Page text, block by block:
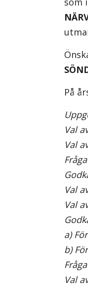
På
Val
Val
Val
Val
a)
b)
Val